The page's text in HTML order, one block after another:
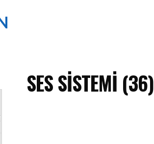
SES SISTEMI (36)